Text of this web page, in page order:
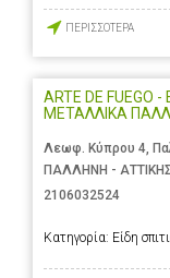
ΠΕΡΙΣΣΟΤΕΡΑ
ARTE DE FUEGO
ΜΕΤΑΛΛΙΚΑ
Λεωφ. Κύπρου 4,
ΠΑΛΛΗΝΗ -
2106032524
Κατηγορία: Είδη